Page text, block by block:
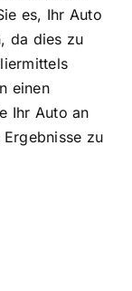
es, Ihr Auto
da dies zu
einen
Ihr Auto an
zu